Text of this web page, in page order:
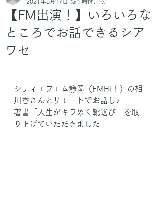
【FM出演！】いろいろな
ところでお話できるシア
ワセ
2021年5月17日 読了時間: 1分
シティエフエム静岡（FMHi！）の相
川香さんとリモートでお話し♪
著書「人生がキラめく靴選び」を取
り上げていただきました